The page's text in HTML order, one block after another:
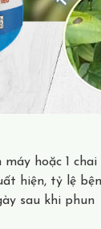
máy hoặc 1
hiện, tỷ lệ
sau khi phun